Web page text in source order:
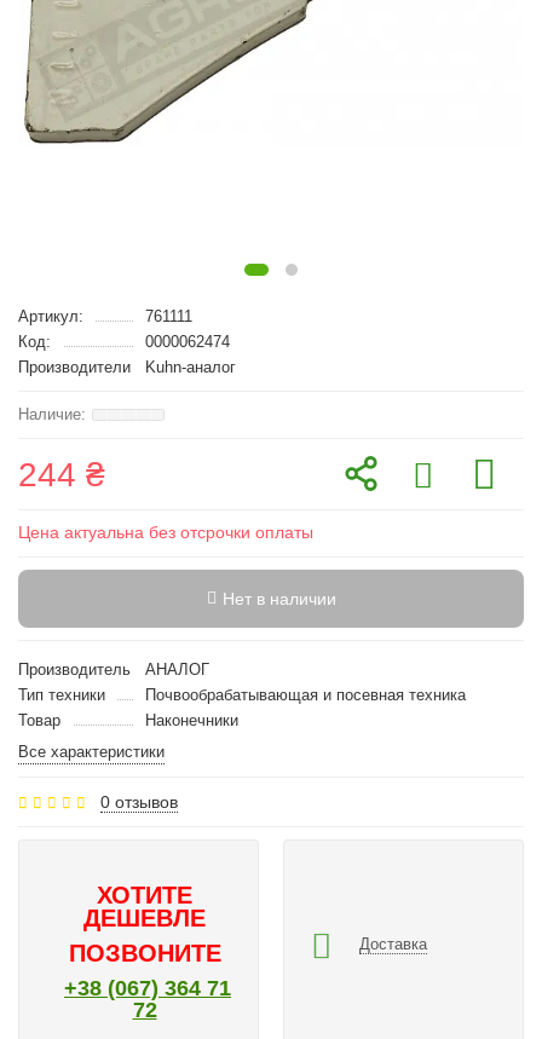
Артикул:
761111
Код:
0000062474
Производители
Kuhn-аналог
244 ₴
Цена актуальна без отсрочки оплаты
Нет в наличии
Производитель
АНАЛОГ
Тип техники
Почвообрабатывающая и посевная техника
Товар
Наконечники
Все характеристики
0 отзывов
ХОТИТЕ
ДЕШЕВЛЕ
ПОЗВОНИТЕ
+38 (067) 364 71
72
Доставка